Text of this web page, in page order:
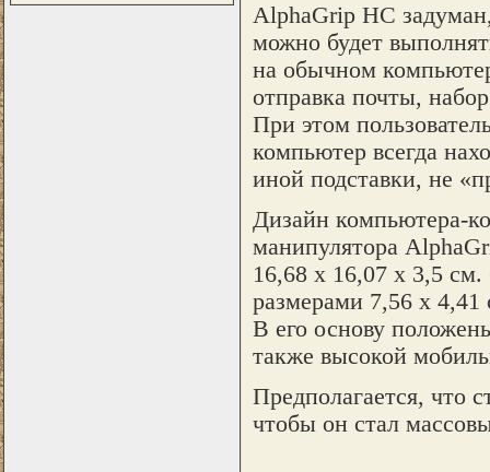
AlphaGrip HC
можно будет
на обычном
отправка почты,
При этом
компьютер всегда
иной подставки, не
Дизайн компьютера-
манипулятора
16,68 х 16,07 х 3,5 см.
размерами 7,56 х
В его основу
также высокой
Предполагается, что
чтобы он стал